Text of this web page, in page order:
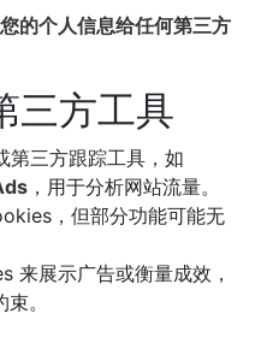
的个人信息给任何第三方
三方工具
三方跟踪工具，如
，用于分析网站流量。
，但部分功能可能无
来展示广告或衡量成效，
。